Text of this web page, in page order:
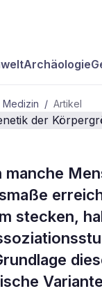
Archäologie
Medizin / Artikel
manche
stecken,